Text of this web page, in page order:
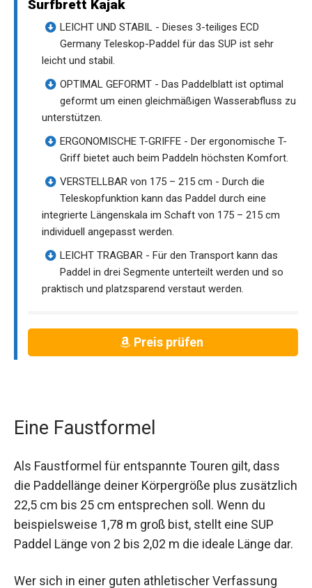
Surfbrett Kajak
LEICHT UND STABIL - Dieses 3-teiliges ECD
Germany Teleskop-Paddel für das SUP ist sehr
leicht und stabil.
OPTIMAL GEFORMT - Das Paddelblatt ist optimal
geformt um einen gleichmäßigen Wasserabfluss zu
unterstützen.
ERGONOMISCHE T-GRIFFE - Der ergonomische T-
Griff bietet auch beim Paddeln höchsten Komfort.
VERSTELLBAR von 175 – 215 cm - Durch die
Teleskopfunktion kann das Paddel durch eine
integrierte Längenskala im Schaft von 175 – 215 cm
individuell angepasst werden.
LEICHT TRAGBAR - Für den Transport kann das
Paddel in drei Segmente unterteilt werden und so
praktisch und platzsparend verstaut werden.
Preis prüfen
Eine Faustformel
Als Faustformel für entspannte Touren gilt, dass
die Paddellänge deiner Körpergröße plus zusätzlich
22,5 cm bis 25 cm entsprechen soll. Wenn du
beispielsweise 1,78 m groß bist, stellt eine SUP
Paddel Länge von 2 bis 2,02 m die ideale Länge dar.
Wer sich in einer guten athletischer Verfassung